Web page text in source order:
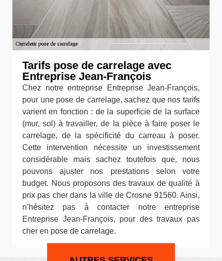
Tarifs pose de carrelage avec
Entreprise Jean-François
Chez notre entreprise Entreprise Jean-François,
pour une pose de carrelage, sachez que nos tarifs
varient en fonction : de la superficie de la surface
(mur, sol) à travailler, de la pièce à faire poser le
carrelage, de la spécificité du carreau à poser.
Cette intervention nécessite un investissement
considérable mais sachez toutefois que, nous
pouvons ajuster nos prestations selon votre
budget. Nous proposons des travaux de qualité à
prix pas cher dans la ville de Crosne 91560. Ainsi,
n’hésitez pas à contacter notre entreprise
Entreprise Jean-François, pour des travaux pas
cher en pose de carrelage.